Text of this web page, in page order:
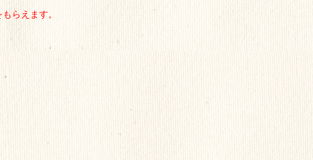
らえます。